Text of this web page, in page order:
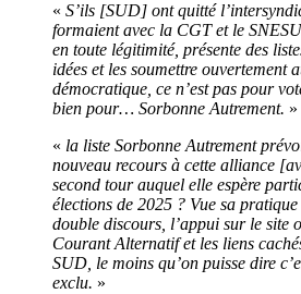
« S’ils [SUD] ont quitté
formaient avec la CGT et le
en toute légitimité, présente des
idées et les soumettre ouvertement
démocratique, ce n’est pas pour
bien pour… Sorbonne Autrement. »
« la liste Sorbonne Autrement
nouveau recours à cette alliance
second tour auquel elle espère
élections de 2025 ? Vue sa
double discours, l’appui sur le site
Courant Alternatif et les liens
SUD, le moins qu’on puisse dire
exclu. »